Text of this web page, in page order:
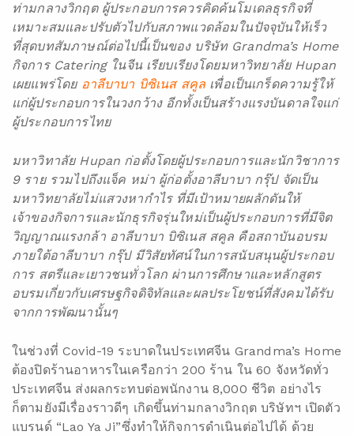
ท่ามกลางวิกฤต ผู้ประกอบการควรคิดค้นโมเดลธุรกิจที่
เหมาะสมและปรับตัวไปกับสภาพแวดล้อมในปัจจุบันให้เร็ว
ที่สุดบทสัมภาษณ์ต่อไปนี้เป็นของ บริษัท Grandma’s Home
กิจการ Catering ในจีน เรียบเรียงโดยมหาวิทยาลัย Hupan
เผยแพร่โดย อาลีบาบา บิซิเนส สคูล เพื่อเป็นเกร็ดความรู้ให้
แก่ผู้ประกอบการในวงกว้าง อีกทั้งเป็นสร้างแรงบันดาลใจแก่
ผู้ประกอบการไทย
มหาวิทาลัย Hupan ก่อตั้งโดยผู้ประกอบการและนักวิชาการ
9 ราย รวมไปถึงแจ็ค หม่า ผู้ก่อตั้งอาลีบาบา กรุ๊ป จัดเป็น
มหาวิทยาลัยไม่แสวงหากำไร ที่มีเป้าหมายผลักดันให้
เจ้าของกิจการและนักธุรกิจรุ่นใหม่เป็นผู้ประกอบการที่มีจิต
วิญญาณแรงกล้า อาลีบาบา บิซิเนส สคูล คือสถาบันอบรม
ภายใต้อาลีบาบา กรุ๊ป มีวิสัยทัศน์ในการสนับสนุนผู้ประกอบ
การ สตรีและเยาวชนทั่วโลก ผ่านการศึกษาและหลักสูตร
อบรมเกี่ยวกับเศรษฐกิจดิจิทัลและผลประโยชน์ที่สังคมได้รับ
จากการพัฒนานั้นๆ
ในช่วงที่ Covid-19 ระบาดในประเทศจีน Grandma’s Home
ต้องปิดร้านอาหารในเครือกว่า 200 ร้าน ใน 60 จังหวัดทั่ว
ประเทศจีน ส่งผลกระทบต่อพนักงาน 8,000 ชีวิต อย่างไร
ก็ตามยังมีเรื่องราวดีๆ เกิดขึ้นท่ามกลางวิกฤต บริษัทฯ เปิดตัว
แบรนด์ “Lao Ya Ji”ซึ่งทำให้กิจการดำเนินต่อไปได้ ด้วย